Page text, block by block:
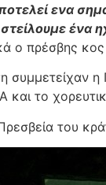
ενα
ένα
ο πρέσβης
συμμετείχαν
και το
του